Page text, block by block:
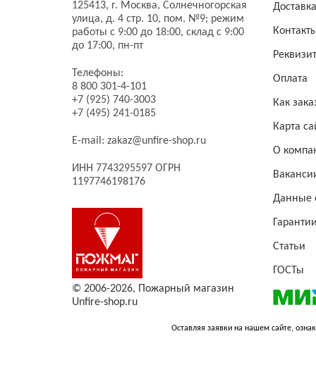
125413, г. Москва, Солнечногорская
улица, д. 4 стр. 10, пом. №9; режим
работы с 9:00 до 18:00, склад с 9:00
до 17:00, пн-пт
Телефоны:
8 800 301-4-101
+7 (925) 740-3003
+7 (495) 241-0185
E-mail: zakaz@unfire-shop.ru
ИНН 7743295597 ОГРН
1197746198176
© 2006-2026, Пожарный магазин
Unfire-shop.ru
Доставка
Оплата
Как
Карта
О
Данные
Статьи
ГОСТы
Оставляя заявки на нашем сайте,